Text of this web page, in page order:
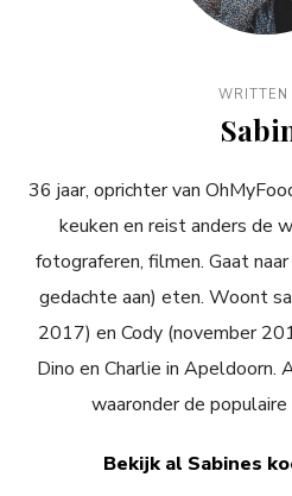
WRITTEN
36 jaar, oprichter van
keuken en reist anders de
fotograferen, filmen. Gaat
gedachte aan) eten. Woont
2017) en Cody (november
Dino en Charlie in Apeldoorn.
waaronder de
Bekijk al Sabines